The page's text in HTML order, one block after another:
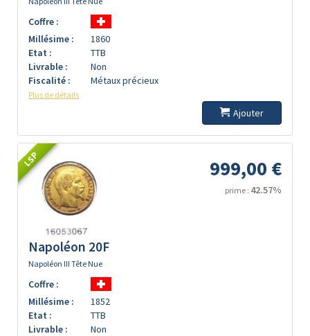
Coffre :
Millésime :
1860
Etat :
TTB
Livrable :
Non
Fiscalité :
Métaux précieux
Plus de détails
Ajouter
LSP 999,00 €
prime : 42.57%
Napoléon 20F
Napoléon III Tête Nue
Coffre :
Millésime :
1852
Etat :
TTB
Livrable :
Non